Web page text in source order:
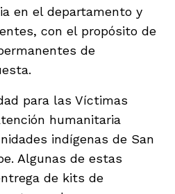
en el departamento y
con el propósito de
de
para las Víctimas
humanitaria
indígenas de San
Algunas de estas
de kits de